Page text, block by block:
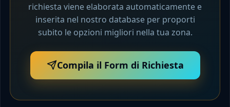
richiesta viene elaborata automaticamente e
inserita nel nostro database per proporti
subito le opzioni migliori nella tua zona.
Compila il Form di Richiesta